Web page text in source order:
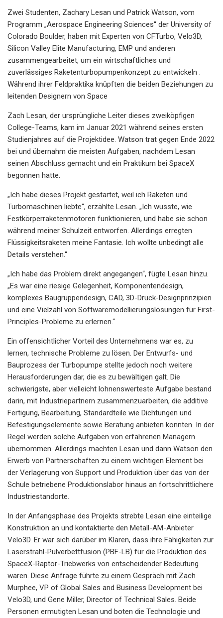
Zwei Studenten, Zachary Lesan und Patrick Watson, vom
Programm „Aerospace Engineering Sciences“ der University of
Colorado Boulder, haben mit Experten von CFTurbo, Velo3D,
Silicon Valley Elite Manufacturing, EMP und anderen
zusammengearbeitet, um ein wirtschaftliches und
zuverlässiges Raketenturbopumpenkonzept zu entwickeln .
Während ihrer Feldpraktika knüpften die beiden Beziehungen zu
leitenden Designern von Space
Zach Lesan, der ursprüngliche Leiter dieses zweiköpfigen
College-Teams, kam im Januar 2021 während seines ersten
Studienjahres auf die Projektidee. Watson trat gegen Ende 2022
bei und übernahm die meisten Aufgaben, nachdem Lesan
seinen Abschluss gemacht und ein Praktikum bei SpaceX
begonnen hatte.
„Ich habe dieses Projekt gestartet, weil ich Raketen und
Turbomaschinen liebte“, erzählte Lesan. „Ich wusste, wie
Festkörperraketenmotoren funktionieren, und habe sie schon
während meiner Schulzeit entworfen. Allerdings erregten
Flüssigkeitsraketen meine Fantasie. Ich wollte unbedingt alle
Details verstehen.“
„Ich habe das Problem direkt angegangen“, fügte Lesan hinzu.
„Es war eine riesige Gelegenheit, Komponentendesign,
komplexes Baugruppendesign, CAD, 3D-Druck-Designprinzipien
und eine Vielzahl von Softwaremodellierungslösungen für First-
Principles-Probleme zu erlernen.“
Ein offensichtlicher Vorteil des Unternehmens war es, zu
lernen, technische Probleme zu lösen. Der Entwurfs- und
Bauprozess der Turbopumpe stellte jedoch noch weitere
Herausforderungen dar, die es zu bewältigen galt. Die
schwierigste, aber vielleicht lohnenswerteste Aufgabe bestand
darin, mit Industriepartnern zusammenzuarbeiten, die additive
Fertigung, Bearbeitung, Standardteile wie Dichtungen und
Befestigungselemente sowie Beratung anbieten konnten. In der
Regel werden solche Aufgaben von erfahrenen Managern
übernommen. Allerdings machten Lesan und dann Watson den
Erwerb von Partnerschaften zu einem wichtigen Element bei
der Verlagerung von Support und Produktion über das von der
Schule betriebene Produktionslabor hinaus an fortschrittlichere
Industriestandorte.
In der Anfangsphase des Projekts strebte Lesan eine einteilige
Konstruktion an und kontaktierte den Metall-AM-Anbieter
Velo3D. Er war sich darüber im Klaren, dass ihre Fähigkeiten zur
Laserstrahl-Pulverbettfusion (PBF-LB) für die Produktion des
SpaceX-Raptor-Triebwerks von entscheidender Bedeutung
waren. Diese Anfrage führte zu einem Gespräch mit Zach
Murphee, VP of Global Sales and Business Development bei
Velo3D, und Gene Miller, Director of Technical Sales. Beide
Personen ermutigten Lesan und boten die Technologie und